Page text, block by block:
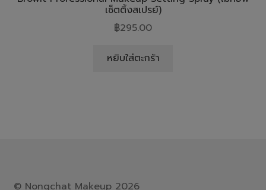
เซ็ตติ้งสเปรย์)
฿295.00
หยิบใส่ตะกร้า
© Nongchat Makeup 2026